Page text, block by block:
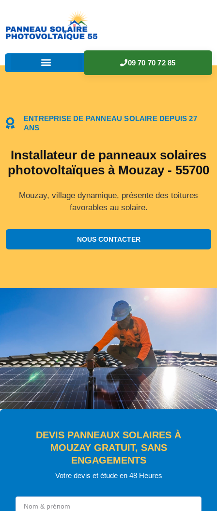
09 70 70 72 85
ENTREPRISE DE PANNEAU SOLAIRE DEPUIS 27
ANS
Installateur de panneaux solaires
photovoltaïques à Mouzay - 55700
Mouzay, village dynamique, présente des toitures
favorables au solaire.
NOUS CONTACTER
DEVIS PANNEAUX SOLAIRES À
MOUZAY GRATUIT, SANS
ENGAGEMENTS
Votre devis et étude en 48 Heures